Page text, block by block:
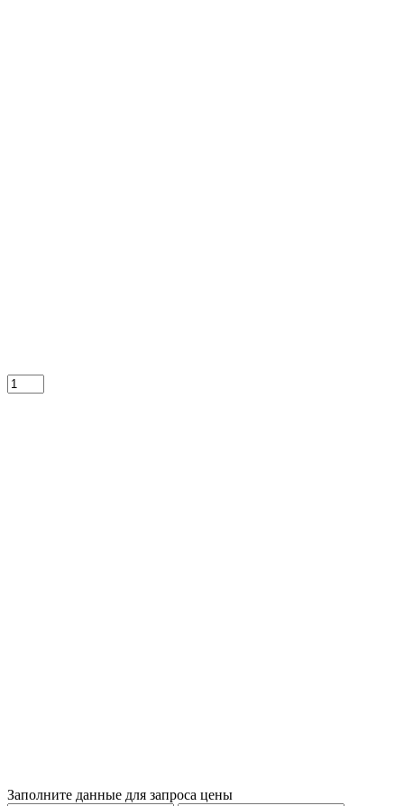
Заполните данные для запроса цены